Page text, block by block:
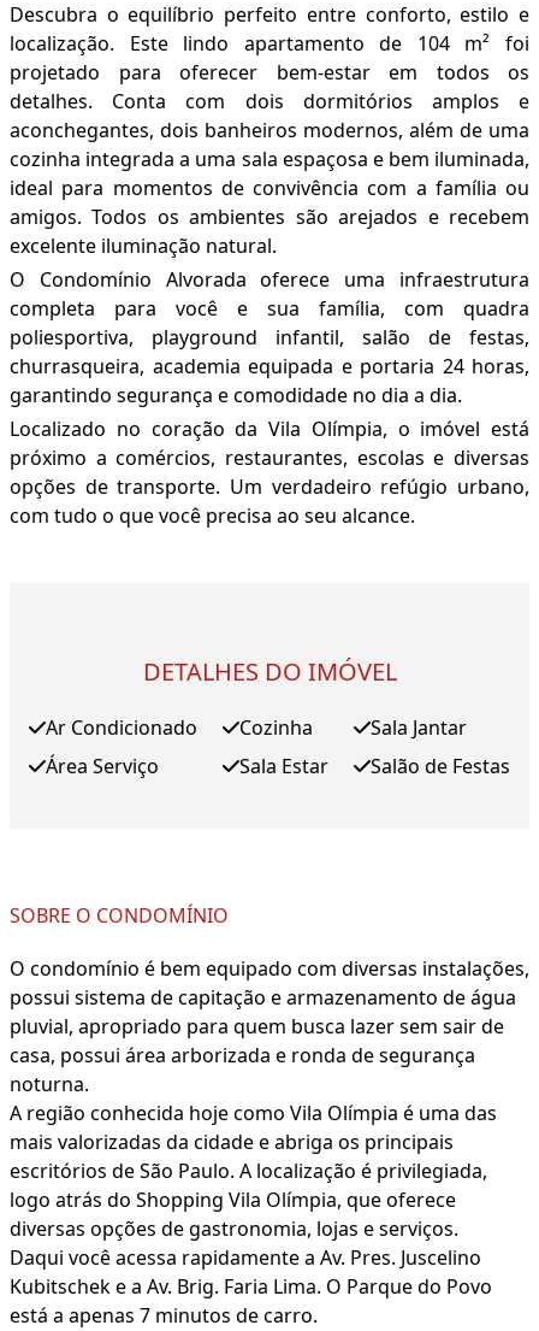
Descubra o equilíbrio perfeito entre conforto, estilo e
localização. Este lindo apartamento de 104 m² foi
projetado para oferecer bem-estar em todos os
detalhes. Conta com dois dormitórios amplos e
aconchegantes, dois banheiros modernos, além de uma
cozinha integrada a uma sala espaçosa e bem iluminada,
ideal para momentos de convivência com a família ou
amigos. Todos os ambientes são arejados e recebem
excelente iluminação natural.
O Condomínio Alvorada oferece uma infraestrutura
completa para você e sua família, com quadra
poliesportiva, playground infantil, salão de festas,
churrasqueira, academia equipada e portaria 24 horas,
garantindo segurança e comodidade no dia a dia.
Localizado no coração da Vila Olímpia, o imóvel está
próximo a comércios, restaurantes, escolas e diversas
opções de transporte. Um verdadeiro refúgio urbano,
com tudo o que você precisa ao seu alcance.
DETALHES DO IMÓVEL
Ar Condicionado
Área Serviço
Cozinha
Sala Estar
Sala Jantar
Salão de Festas
SOBRE O CONDOMÍNIO
O condomínio é bem equipado com diversas instalações,
possui sistema de capitação e armazenamento de água
pluvial, apropriado para quem busca lazer sem sair de
casa, possui área arborizada e ronda de segurança
noturna.
A região conhecida hoje como Vila Olímpia é uma das
mais valorizadas da cidade e abriga os principais
escritórios de São Paulo. A localização é privilegiada,
logo atrás do Shopping Vila Olímpia, que oferece
diversas opções de gastronomia, lojas e serviços.
Daqui você acessa rapidamente a Av. Pres. Juscelino
Kubitschek e a Av. Brig. Faria Lima. O Parque do Povo
está a apenas 7 minutos de carro.